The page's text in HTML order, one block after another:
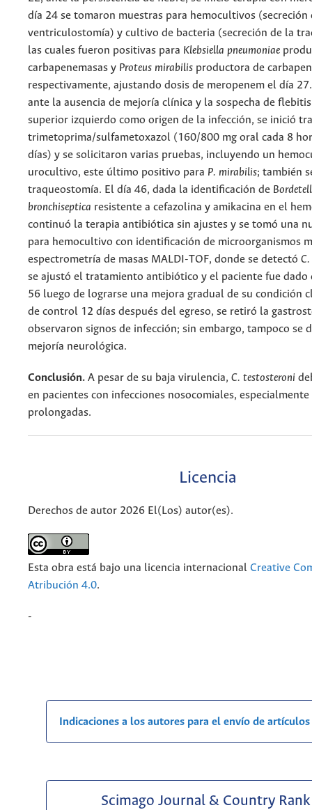
día 24 se tomaron muestras para hemocultivos (secreción
ventriculostomía) y cultivo de bacteria (secreción de la
las cuales fueron positivas para Klebsiella pneumoniae
carbapenemasas y Proteus mirabilis productora de
respectivamente, ajustando dosis de meropenem el día
ante la ausencia de mejoría clínica y la sospecha de
superior izquierdo como origen de la infección, se inició
trimetoprima/sulfametoxazol (160/800 mg oral cada 8
días) y se solicitaron varias pruebas, incluyendo un
urocultivo, este último positivo para P. mirabilis; también
traqueostomía. El día 46, dada la identificación de
bronchiseptica resistente a cefazolina y amikacina en el
continuó la terapia antibiótica sin ajustes y se tomó una
para hemocultivo con identificación de microorganismos
espectrometría de masas MALDI-TOF, donde se detectó
se ajustó el tratamiento antibiótico y el paciente fue dado
56 luego de lograrse una mejora gradual de su condición
de control 12 días después del egreso, se retiró la
observaron signos de infección; sin embargo, tampoco se
mejoría neurológica.
Conclusión. A pesar de su baja virulencia, C. testosteroni
en pacientes con infecciones nosocomiales, especialmente
prolongadas.
Licencia
Derechos de autor 2026 El(Los) autor(es).
Esta obra está bajo una licencia internacional Creative
Atribución 4.0.
-
Indicaciones a los autores para el envío de artículos
Scimago Journal & Country Rank